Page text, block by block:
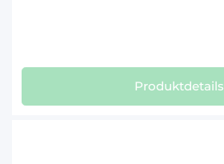
Produktdetails